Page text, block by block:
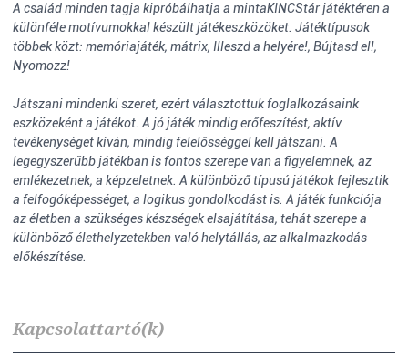
A család minden tagja kipróbálhatja a mintaKINCStár játéktéren a
különféle motívumokkal készült játékeszközöket. Játéktípusok
többek közt: memóriajáték, mátrix, Illeszd a helyére!, Bújtasd el!,
Nyomozz!
Játszani mindenki szeret, ezért választottuk foglalkozásaink
eszközeként a játékot. A jó játék mindig erőfeszítést, aktív
tevékenységet kíván, mindig felelősséggel kell játszani. A
legegyszerűbb játékban is fontos szerepe van a figyelemnek, az
emlékezetnek, a képzeletnek. A különböző típusú játékok fejlesztik
a felfogóképességet, a logikus gondolkodást is. A játék funkciója
az életben a szükséges készségek elsajátítása, tehát szerepe a
különböző élethelyzetekben való helytállás, az alkalmazkodás
előkészítése.
Kapcsolattartó(k)